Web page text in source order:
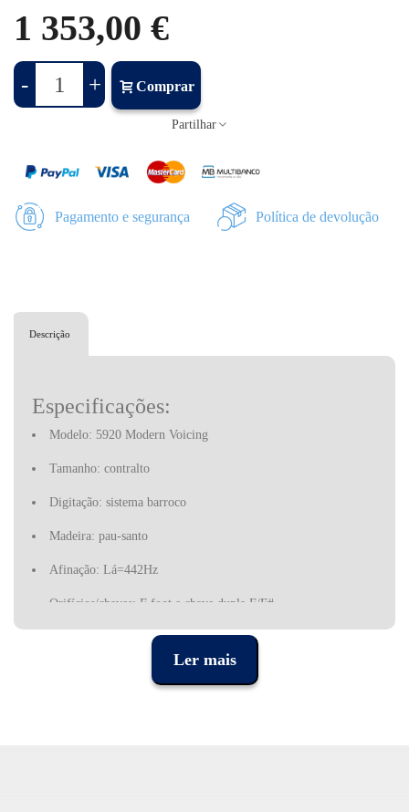
1 353,00 €
- + Comprar
Partilhar
Pagamento e segurança Política de devolução
Descrição
Especificações:
Modelo: 5920 Modern Voicing
Tamanho: contralto
Digitação: sistema barroco
Madeira: pau-santo
Afinação: Lá=442Hz
Orifícios/chaves: F foot e chave dupla F/F#
Inclui: estojo, mini CD, limpador, tabela de digitação e
instruções de cuidado do instrumento
Ler mais